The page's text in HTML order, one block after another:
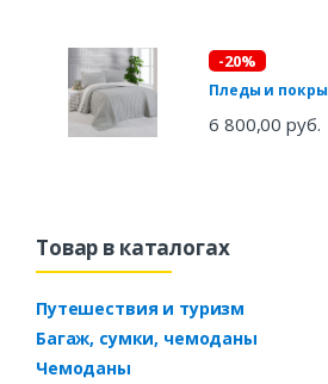
-20%
Пледы и
6 800,00 руб.
Товар в каталогах
Путешествия и туризм
Багаж, сумки, чемоданы
Чемоданы